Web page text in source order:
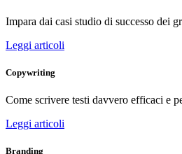
Impara dai casi studio di successo dei
Leggi articoli
Copywriting
Come scrivere testi davvero efficaci e
Leggi articoli
Branding